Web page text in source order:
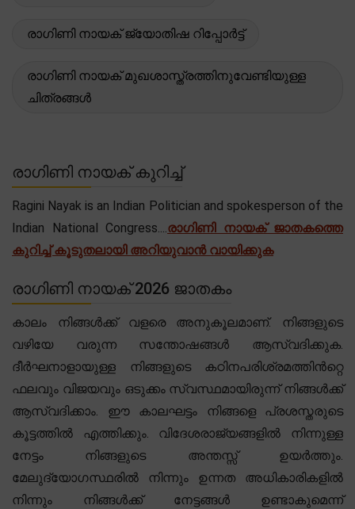
രാഗിണി നായക് ജ്യോതിഷ റിപ്പോർട്ട്
രാഗിണി നായക് മുഖശാസ്ത്രത്തിനുവേണ്ടിയുള്ള
ചിത്രങ്ങൾ
രാഗിണി നായക് കുറിച്ച്
Ragini Nayak is an Indian Politician and spokesperson of the
Indian National Congress....രാഗിണി നായക് ജാതകത്തെ
കുറിച്ച് കൂടുതലായി അറിയുവാൻ വായിക്കുക
രാഗിണി നായക് 2026 ജാതകം
കാലം നിങ്ങൾക്ക് വളരെ അനുകൂലമാണ്. നിങ്ങളുടെ
വഴിയേ വരുന്ന സന്തോഷങ്ങൾ ആസ്വദിക്കുക.
ദീർഘനാളായുള്ള നിങ്ങളുടെ കഠിനപരിശ്രമത്തിൻറ്റെ
ഫലവും വിജയവും ഒടുക്കം സ്വസ്ഥമായിരുന്ന് നിങ്ങൾക്ക്
ആസ്വദിക്കാം. ഈ കാലഘട്ടം നിങ്ങളെ പ്രശസ്തരുടെ
കൂട്ടത്തിൽ എത്തിക്കും. വിദേശരാജ്യങ്ങളിൽ നിന്നുള്ള
നേട്ടം നിങ്ങളുടെ അന്തസ്സ് ഉയർത്തും.
മേലുദ്യോഗസ്ഥരിൽ നിന്നും ഉന്നത അധികാരികളിൽ
നിന്നും നിങ്ങൾക്ക് നേട്ടങ്ങൾ ഉണ്ടാകുമെന്ന്